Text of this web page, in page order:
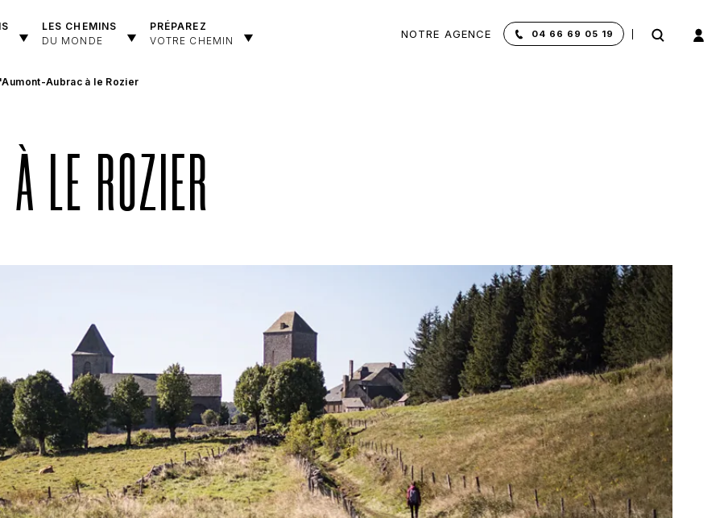
LES CHEMINS
DU MONDE
PRÉPAREZ
VOTRE CHEMIN
NOTRE AGENCE 04 66 69 05 19
Aubrac à le Rozier
LE ROZIER